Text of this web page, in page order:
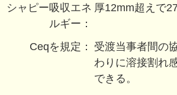
シャピー吸収エネ
ルギー：
厚12mm超えで
Ceqを規定：
受渡当事者間の
わりに溶接割れ
できる。